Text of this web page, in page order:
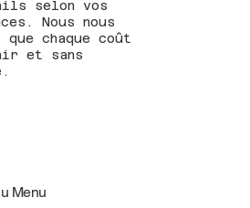
selon vos
Nous nous
que chaque coût
et sans
Menu